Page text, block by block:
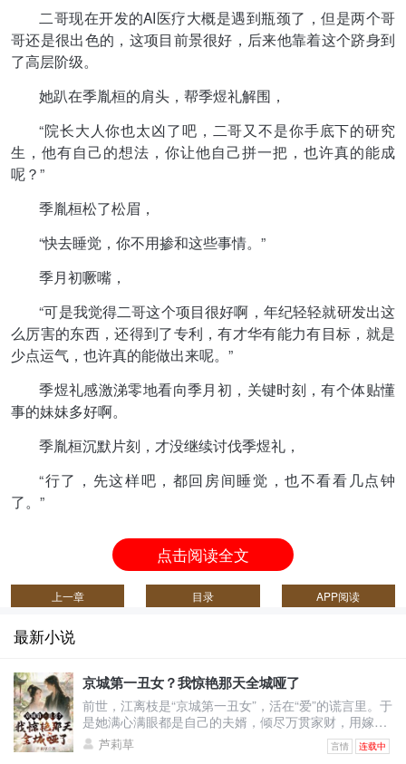
二哥现在开发的AI医疗大概是遇到瓶颈了，但是两个哥
哥还是很出色的，这项目前景很好，后来他靠着这个跻身到
了高层阶级。
她趴在季胤桓的肩头，帮季煜礼解围，
“院长大人你也太凶了吧，二哥又不是你手底下的研究
生，他有自己的想法，你让他自己拼一把，也许真的能成
呢？”
季胤桓松了松眉，
“快去睡觉，你不用掺和这些事情。”
季月初噘嘴，
“可是我觉得二哥这个项目很好啊，年纪轻轻就研发出这
么厉害的东西，还得到了专利，有才华有能力有目标，就是
少点运气，也许真的能做出来呢。”
季煜礼感激涕零地看向季月初，关键时刻，有个体贴懂
事的妹妹多好啊。
季胤桓沉默片刻，才没继续讨伐季煜礼，
“行了，先这样吧，都回房间睡觉，也不看看几点钟
了。”
点击阅读全文
上一章 目录 APP阅读
最新小说
京城第一丑女？我惊艳那天全城哑了
前世，江离枝是“京城第一丑女”，活在“爱”的谎言里。于
是她满心满眼都是自己的夫婿，倾尽万贯家财，用嫁妆
填补将军府。可换来的却是——他与绿茶表妹沆瀣一
气，甚至让她怀上侍卫的野种，最终被渣男一剑穿胸，
芦莉草 言情 连载中